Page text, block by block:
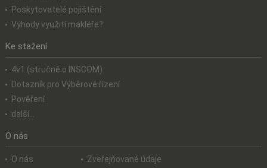
Poskytovatelé pojištění
Výhody využití makléře?
Ke stažení
4v1 (stručně o INSCOM)
Dotazník pro Výběrové řízení
Pověření
další...
O nás
O nás Zveřejňované údaje